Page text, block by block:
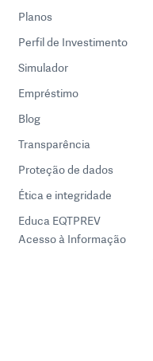
Planos
Perfil de Investimento
Simulador
Empréstimo
Blog
Transparência
Proteção de dados
Ética e integridade
Educa EQTPREV
Acesso à Informação